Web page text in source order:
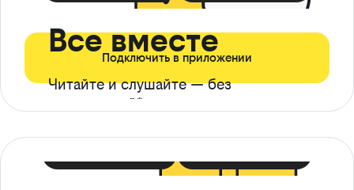
Все вместе
Читайте и слушайте — без
ограничений*
Подключить в приложении